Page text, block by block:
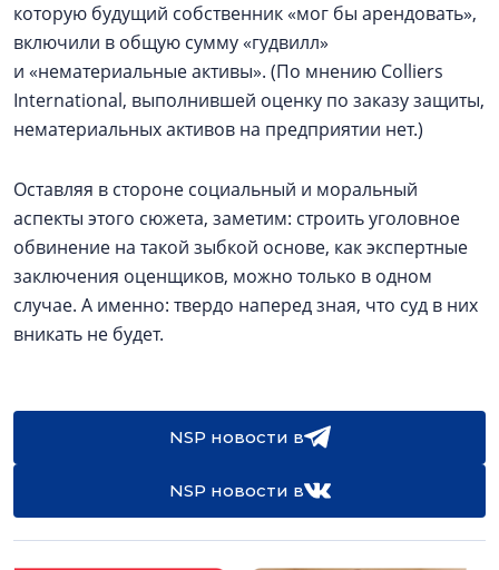
которую будущий собственник «мог бы арендовать»,
включили в общую сумму «гудвилл»
и «нематериальные активы». (По мнению Colliers
International, выполнившей оценку по заказу защиты,
нематериальных активов на предприятии нет.)
Оставляя в стороне социальный и моральный
аспекты этого сюжета, заметим: строить уголовное
обвинение на такой зыбкой основе, как экспертные
заключения оценщиков, можно только в одном
случае. А именно: твердо наперед зная, что суд в них
вникать не будет.
NSP новости в
NSP новости в